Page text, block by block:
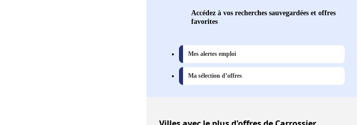
Accédez à vos recherches sauvegardées et offres
favorites
Mes alertes emploi
Ma sélection d’offres